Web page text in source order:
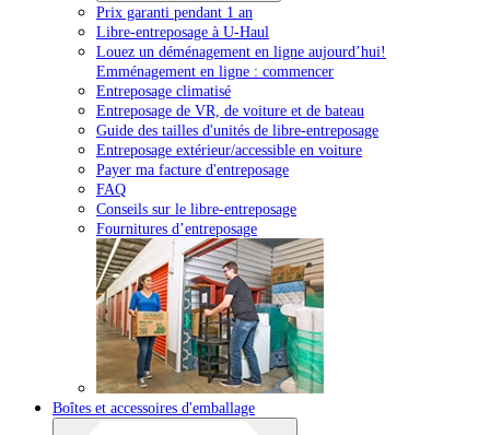
Prix garanti pendant 1 an
Libre-entreposage à U-Haul
Louez un déménagement en ligne aujourd’hui!
Emménagement en ligne : commencer
Entreposage climatisé
Entreposage de VR, de voiture et de bateau
Guide des tailles d'unités de libre-entreposage
Entreposage extérieur/accessible en voiture
Payer ma facture d'entreposage
FAQ
Conseils sur le libre-entreposage
Fournitures d’entreposage
Boîtes et accessoires d'emballage